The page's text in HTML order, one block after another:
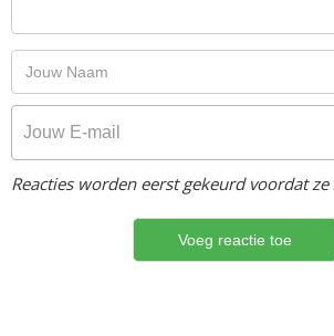
Reacties worden eerst gekeurd voordat